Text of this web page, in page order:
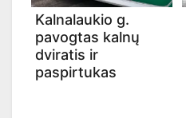
Kalnalaukio g.
pavogtas kalnų
dviratis ir
paspirtukas